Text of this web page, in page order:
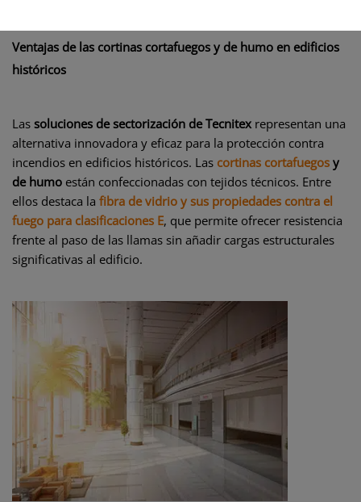
Ventajas de las cortinas cortafuegos y de humo en edificios
históricos
Las soluciones de sectorización de Tecnitex representan una
alternativa innovadora y eficaz para la protección contra
incendios en edificios históricos. Las cortinas cortafuegos y
de humo están confeccionadas con tejidos técnicos. Entre
ellos destaca la fibra de vidrio y sus propiedades contra el
fuego para clasificaciones E, que permite ofrecer resistencia
frente al paso de las llamas sin añadir cargas estructurales
significativas al edificio.